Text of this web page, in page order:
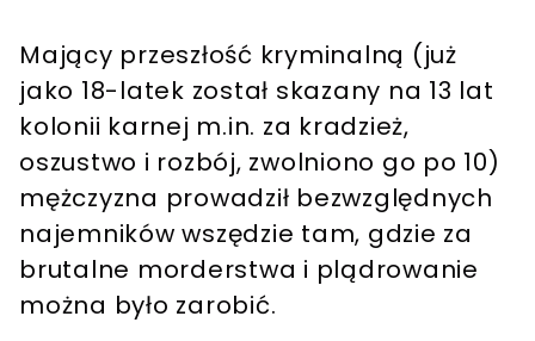
Mający przeszłość kryminalną (już
jako 18-latek został skazany na 13 lat
kolonii karnej m.in. za kradzież,
oszustwo i rozbój, zwolniono go po 10)
mężczyzna prowadził bezwzględnych
najemników wszędzie tam, gdzie za
brutalne morderstwa i plądrowanie
można było zarobić.